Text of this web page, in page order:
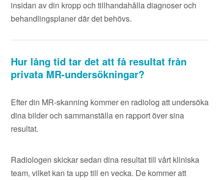
insidan av din kropp och tillhandahålla diagnoser och
behandlingsplaner där det behövs.
Hur lång tid tar det att få resultat från
privata MR-undersökningar?
Efter din MR-skanning kommer en radiolog att undersöka
dina bilder och sammanställa en rapport över sina
resultat.
Radiologen skickar sedan dina resultat till vårt kliniska
team, vilket kan ta upp till en vecka. De kommer att